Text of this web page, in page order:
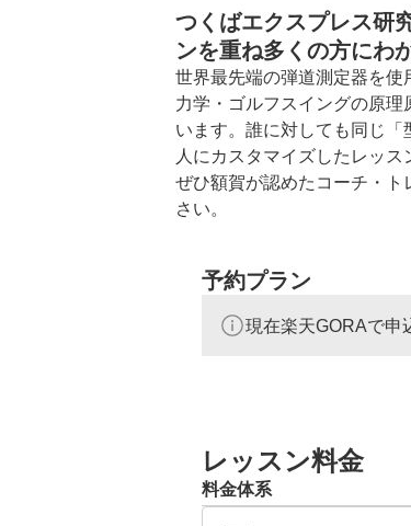
つくばエクスプレス研
ンを重ね多くの方にわ
世界最先端の弾道測定器を
力学・ゴルフスイングの原
います。誰に対しても同じ
人にカスタマイズしたレッス
ぜひ額賀が認めたコーチ・
さい。
予約プラン
現在楽天GORAで申
レッスン料金
料金体系